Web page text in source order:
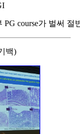
course가 벌써
백)